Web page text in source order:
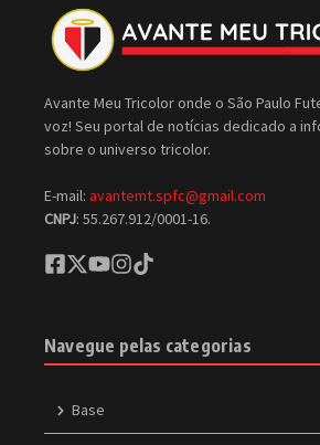
Avante Meu Tricolor onde o São Paulo
voz! Seu portal de notícias dedicado a
sobre o universo tricolor.
E-mail: avantemt.spfc@gmail.com
CNPJ: 55.267.912/0001-16.
Navegue pelas categorias
Base